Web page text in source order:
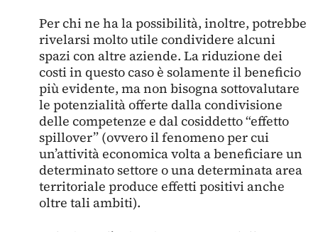
Per chi ne ha la possibilità, inoltre, potrebbe
rivelarsi molto utile condividere alcuni
spazi con altre aziende. La riduzione dei
costi in questo caso è solamente il beneficio
più evidente, ma non bisogna sottovalutare
le potenzialità offerte dalla condivisione
delle competenze e dal cosiddetto “effetto
spillover” (ovvero il fenomeno per cui
un’attività economica volta a beneficiare un
determinato settore o una determinata area
territoriale produce effetti positivi anche
oltre tali ambiti).